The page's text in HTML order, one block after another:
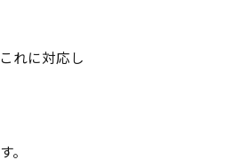
れに対応し
。